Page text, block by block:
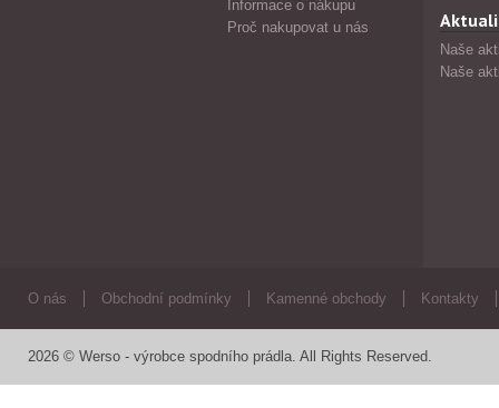
Informace o nákupu
Proč nakupovat u nás
Naše
Naše
O nás Obchodní podmínky Kamenné obchody Kontakty
2026 © Werso - výrobce spodního prádla. All Rights Reserved.